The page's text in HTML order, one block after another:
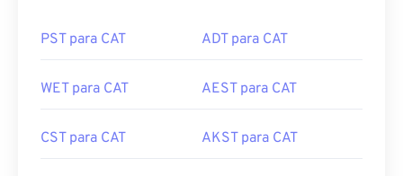
PST para CAT ADT para CAT
WET para CAT AEST para CAT
CST para CAT AKST para CAT